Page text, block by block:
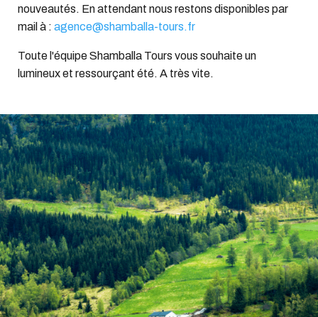
nouveautés. En attendant nous restons disponibles par
mail à : agence@shamballa-tours.fr
Toute l'équipe Shamballa Tours vous souhaite un
lumineux et ressourçant été. A très vite.